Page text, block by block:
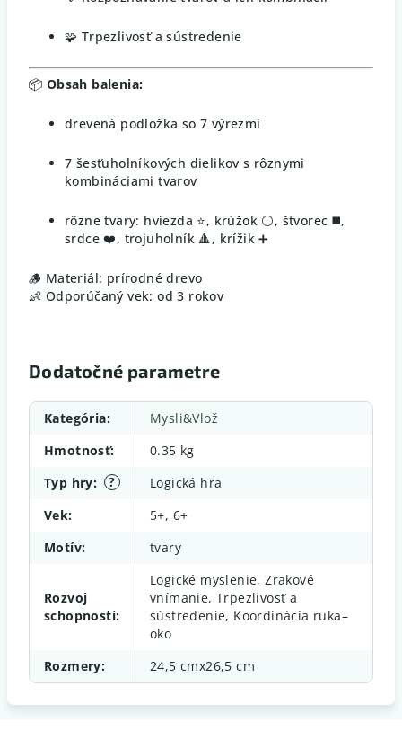
🧩 Trpezlivosť a sústredenie
📦 Obsah balenia:
drevená podložka so 7 výrezmi
7 šesťuholníkových dielikov s rôznymi
kombináciami tvarov
rôzne tvary: hviezda ⭐, krúžok ⚪, štvorec ◼️,
srdce ❤️, trojuholník 🔺, krížik ➕
🪵 Materiál: prírodné drevo
👶 Odporúčaný vek: od 3 rokov
Dodatočné parametre
Kategória:
Mysli&Vlož
Hmotnosť:
0.35 kg
?
Typ hry:
Logická hra
Vek:
5+, 6+
Motív: tvary
Rozvoj
schopností:
Logické myslenie, Zrakové
vnímanie, Trpezlivosť a
sústredenie, Koordinácia ruka–
oko
Rozmery: 24,5 cmx26,5 cm